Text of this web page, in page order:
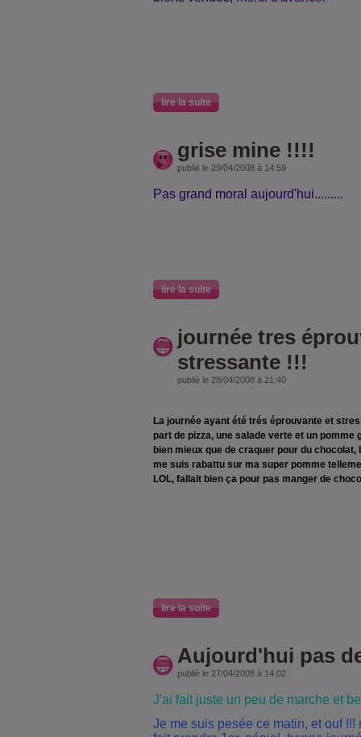
lire la suite
grise mine !!!!
publié le 29/04/2008 à 14:59
Pas grand moral aujourd'hui.........
lire la suite
journée tres
stressante !!!
publié le 28/04/2008 à 21:40
La journée ayant été trés éprouvante et
part de pizza, une salade verte et un
bien mieux que de craquer pour du
me suis rabattu sur ma super pomme
LOL, fallait bien ça pour pas manger de
lire la suite
Aujourd'hui pas
publié le 27/04/2008 à 14:02
J'ai fait juste un peu de marche et
Je me suis pesée ce matin, et ouf